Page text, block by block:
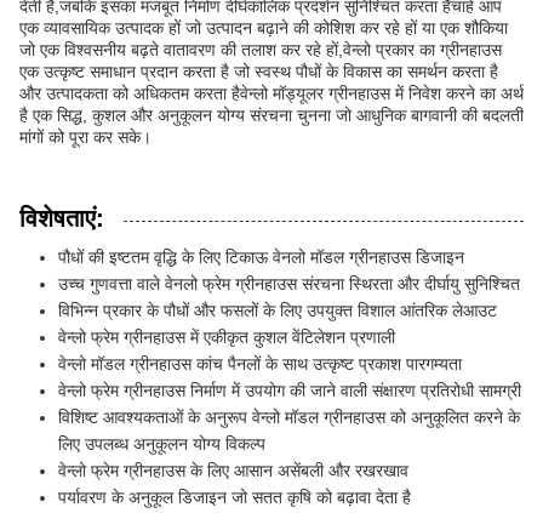
देती है,जबकि इसका मजबूत निर्माण दीर्घकालिक प्रदर्शन सुनिश्चित करता हैचाहे आप
एक व्यावसायिक उत्पादक हों जो उत्पादन बढ़ाने की कोशिश कर रहे हों या एक शौकिया
जो एक विश्वसनीय बढ़ते वातावरण की तलाश कर रहे हों,वेन्लो प्रकार का ग्रीनहाउस
एक उत्कृष्ट समाधान प्रदान करता है जो स्वस्थ पौधों के विकास का समर्थन करता है
और उत्पादकता को अधिकतम करता हैवेन्लो मॉड्यूलर ग्रीनहाउस में निवेश करने का अर्थ
है एक सिद्ध, कुशल और अनुकूलन योग्य संरचना चुनना जो आधुनिक बागवानी की बदलती
मांगों को पूरा कर सके।
विशेषताएं:
पौधों की इष्टतम वृद्धि के लिए टिकाऊ वेनलो मॉडल ग्रीनहाउस डिजाइन
उच्च गुणवत्ता वाले वेनलो फ्रेम ग्रीनहाउस संरचना स्थिरता और दीर्घायु सुनिश्चित
विभिन्न प्रकार के पौधों और फसलों के लिए उपयुक्त विशाल आंतरिक लेआउट
वेन्लो फ्रेम ग्रीनहाउस में एकीकृत कुशल वेंटिलेशन प्रणाली
वेन्लो मॉडल ग्रीनहाउस कांच पैनलों के साथ उत्कृष्ट प्रकाश पारगम्यता
वेन्लो फ्रेम ग्रीनहाउस निर्माण में उपयोग की जाने वाली संक्षारण प्रतिरोधी सामग्री
विशिष्ट आवश्यकताओं के अनुरूप वेन्लो मॉडल ग्रीनहाउस को अनुकूलित करने के
लिए उपलब्ध अनुकूलन योग्य विकल्प
वेन्लो फ्रेम ग्रीनहाउस के लिए आसान असेंबली और रखरखाव
पर्यावरण के अनुकूल डिजाइन जो सतत कृषि को बढ़ावा देता है